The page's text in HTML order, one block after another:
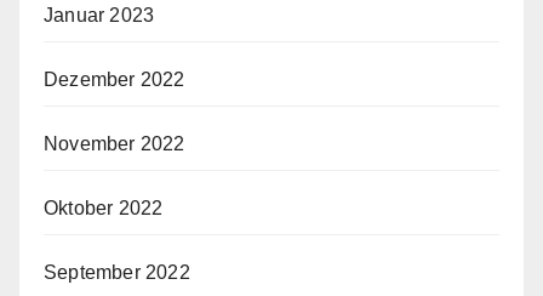
Januar 2023
Dezember 2022
November 2022
Oktober 2022
September 2022